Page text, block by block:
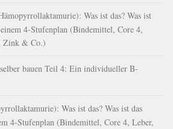
Was ist das? Was ist
4-Stufenplan (Bindemittel, Core 4,
Zink & Co.)
bauen Teil 4: Ein individueller B-
Was ist das? Was ist das
4-Stufenplan (Bindemittel, Core 4, Leber,